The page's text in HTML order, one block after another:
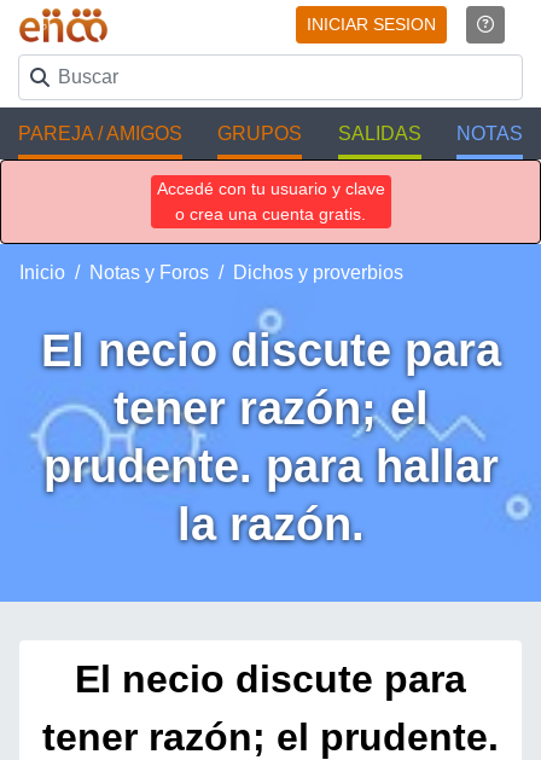
INICIAR SESION
PAREJA / AMIGOS GRUPOS SALIDAS NOTAS
Accedé con tu usuario y clave
o crea una cuenta gratis.
Inicio Notas y Foros Dichos y proverbios
El necio discute para
tener razón; el
prudente. para hallar
la razón.
El necio discute para
tener razón; el prudente.